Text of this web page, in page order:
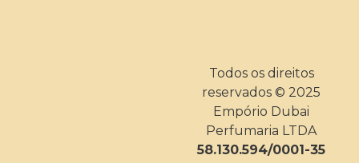
Todos os direitos
reservados © 2025
Empório Dubai
Perfumaria LTDA
58.130.594/0001-35